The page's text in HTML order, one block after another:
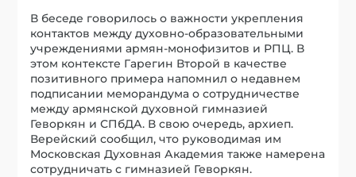
В беседе говорилось о важности укрепления
контактов между духовно-образовательными
учреждениями армян-монофизитов и РПЦ. В
этом контексте Гарегин Второй в качестве
позитивного примера напомнил о недавнем
подписании меморандума о сотрудничестве
между армянской духовной гимназией
Геворкян и СПбДА. В свою очередь, архиеп.
Верейский сообщил, что руководимая им
Московская Духовная Академия также намерена
сотрудничать с гимназией Геворкян.